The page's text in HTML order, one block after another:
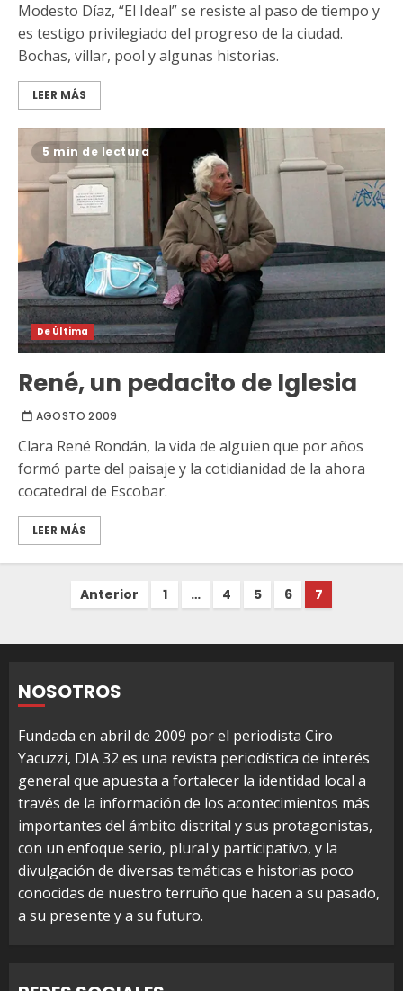
Modesto Díaz, “El Ideal” se resiste al paso de tiempo y
es testigo privilegiado del progreso de la ciudad.
Bochas, villar, pool y algunas historias.
LEER MÁS
5 min de lectura
De Última
René, un pedacito de Iglesia
AGOSTO 2009
Clara René Rondán, la vida de alguien que por años
formó parte del paisaje y la cotidianidad de la ahora
cocatedral de Escobar.
LEER MÁS
Paginación
entradas
Anterior 1 … 4 5 6 7
NOSOTROS
Fundada en abril de 2009 por el periodista Ciro
Yacuzzi, DIA 32 es una revista periodística de interés
general que apuesta a fortalecer la identidad local a
través de la información de los acontecimientos más
importantes del ámbito distrital y sus protagonistas,
con un enfoque serio, plural y participativo, y la
divulgación de diversas temáticas e historias poco
conocidas de nuestro terruño que hacen a su pasado,
a su presente y a su futuro.